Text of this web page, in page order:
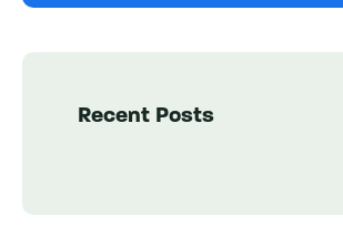
Recent Posts